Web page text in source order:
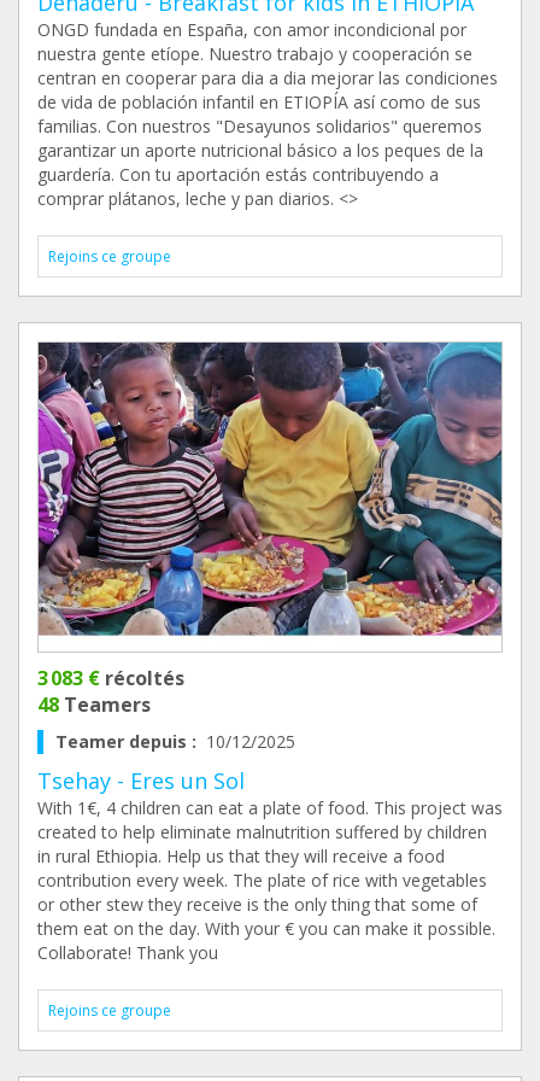
ONGD fundada en España, con amor incondicional por
nuestra gente etíope. Nuestro trabajo y cooperación se
centran en cooperar para dia a dia mejorar las condiciones
de vida de población infantil en ETIOPÍA así como de sus
familias. Con nuestros "Desayunos solidarios" queremos
garantizar un aporte nutricional básico a los peques de la
guardería. Con tu aportación estás contribuyendo a
comprar plátanos, leche y pan diarios. <>
Rejoins ce groupe
3 083 € récoltés
48 Teamers
Teamer depuis : 10/12/2025
Tsehay - Eres un Sol
With 1€, 4 children can eat a plate of food. This project was
created to help eliminate malnutrition suffered by children
in rural Ethiopia. Help us that they will receive a food
contribution every week. The plate of rice with vegetables
or other stew they receive is the only thing that some of
them eat on the day. With your € you can make it possible.
Collaborate! Thank you
Rejoins ce groupe